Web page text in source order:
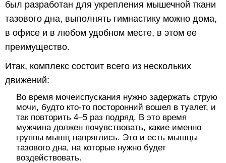
был разработан для укрепления мышечной ткани
тазового дна, выполнять гимнастику можно дома,
в офисе и в любом удобном месте, в этом ее
преимущество.
Итак, комплекс состоит всего из нескольких
движений:
Во время мочеиспускания нужно задержать струю
мочи, будто кто-то посторонний вошел в туалет, и
так повторить 4–5 раз подряд. В это время
мужчина должен почувствовать, какие именно
группы мышц напряглись. Это и есть мышцы
тазового дна, на которые нужно будет
воздействовать.